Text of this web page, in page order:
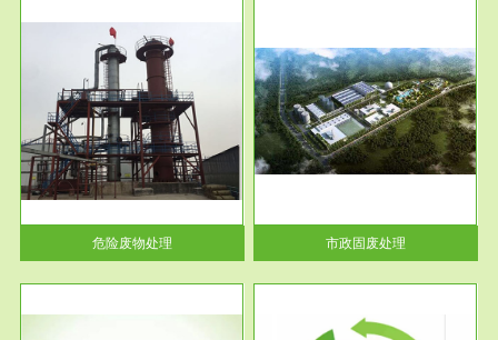
危险废物处理
服务范围
市政固废处理
蔚蓝生态环境科技所从事的市政
废物处理业务包括市政废物的处
理处...
市政固废处理